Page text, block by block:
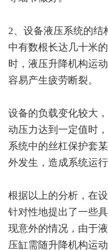
2、设备液压系统的结
中有数根长达几十米
时，液压升降机构运
容易产生疲劳断裂。
设备的负载变化较大
动压力达到一定值时
系统中的丝杠保护套
外发生，造成系统运
根据以上的分析，在
针对性地提出了一些
现意外的情况，由于
压缸需随升降机构运